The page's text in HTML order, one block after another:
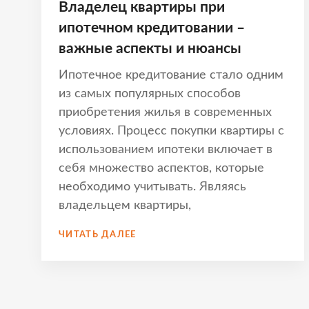
Владелец квартиры при
ипотечном кредитовании –
важные аспекты и нюансы
Ипотечное кредитование стало одним
из самых популярных способов
приобретения жилья в современных
условиях. Процесс покупки квартиры с
использованием ипотеки включает в
себя множество аспектов, которые
необходимо учитывать. Являясь
владельцем квартиры,
ЧИТАТЬ ДАЛЕЕ